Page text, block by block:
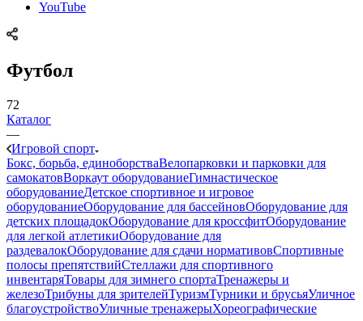
YouTube
Футбол
72
Каталог
—
Игровой спорт
Бокс, борьба, единоборстваВелопарковки и парковки для
самокатовВоркаут оборудованиеГимнастическое
оборудованиеДетское спортивное и игровое
оборудованиеОборудование для бассейновОборудование для
детских площадокОборудование для кроссфитОборудование
для легкой атлетикиОборудование для
раздевалокОборудование для сдачи нормативовСпортивные
полосы препятствийСтеллажи для спортивного
инвентаряТовары для зимнего спортаТренажеры и
железоТрибуны для зрителейТуризмТурники и брусьяУличное
благоустройствоУличные тренажерыХореографические